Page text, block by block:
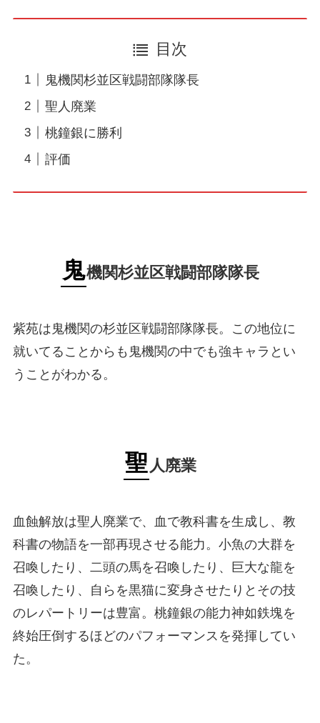
目次
鬼機関杉並区戦闘部隊隊長
聖人廃業
桃鐘銀に勝利
評価
鬼機関杉並区戦闘部隊隊長
紫苑は鬼機関の杉並区戦闘部隊隊長。この地位に
就いてることからも鬼機関の中でも強キャラとい
うことがわかる。
聖 人廃業
血蝕解放は聖人廃業で、血で教科書を生成し、教
科書の物語を一部再現させる能力。小魚の大群を
召喚したり、二頭の馬を召喚したり、巨大な龍を
召喚したり、自らを黒猫に変身させたりとその技
のレパートリーは豊富。桃鐘銀の能力神如鉄塊を
終始圧倒するほどのパフォーマンスを発揮してい
た。